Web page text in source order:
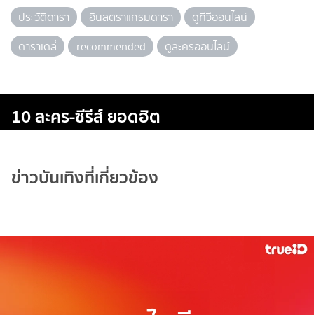
ประวัติดารา
อินสตราแกรมดารา
ดูทีวีออนไลน์
ดาราเดลี่
recommended ดูละครออนไลน์
10 ละคร-ซีรีส์ ยอดฮิต
ข่าวบันเทิงที่เกี่ยวข้อง